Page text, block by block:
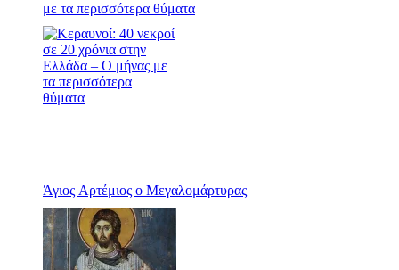
με τα περισσότερα θύματα
Άγιος Αρτέμιος ο Μεγαλομάρτυρας